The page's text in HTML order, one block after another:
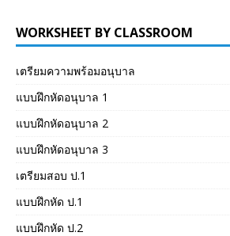
WORKSHEET BY CLASSROOM
เตรียมความพร้อมอนุบาล
แบบฝึกหัดอนุบาล 1
แบบฝึกหัดอนุบาล 2
แบบฝึกหัดอนุบาล 3
เตรียมสอบ ป.1
แบบฝึกหัด ป.1
แบบฝึกหัด ป.2